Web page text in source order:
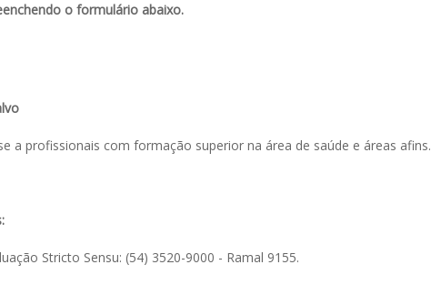
o formulário abaixo.
a profissionais com formação superior na área de saúde e áreas afins.
Stricto Sensu: (54) 3520-9000 - Ramal 9155.